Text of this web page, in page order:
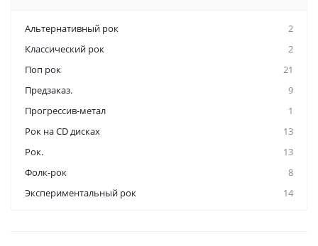
Альтернативный рок
2
Классический рок
2
Поп рок
21
Предзаказ.
9
Прогрессив-метал
1
Рок на CD дисках
13
Рок.
13
Фолк-рок
8
Экспериментальный рок
14